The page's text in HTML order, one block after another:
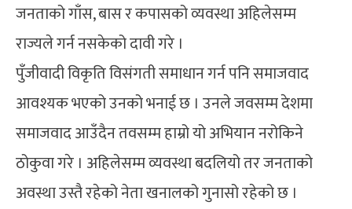
जनताको गाँस, बास र कपासको व्यवस्था अहिलेसम्म
राज्यले गर्न नसकेको दावी गरे ।
पुँजीवादी विकृति विसंगती समाधान गर्न पनि समाजवाद
आवश्यक भएको उनको भनाई छ । उनले जवसम्म देशमा
समाजवाद आउँदैन तवसम्म हाम्रो यो अभियान नरोकिने
ठोकुवा गरे । अहिलेसम्म व्यवस्था बदलियो तर जनताको
अवस्था उस्तै रहेको नेता खनालको गुनासो रहेको छ ।